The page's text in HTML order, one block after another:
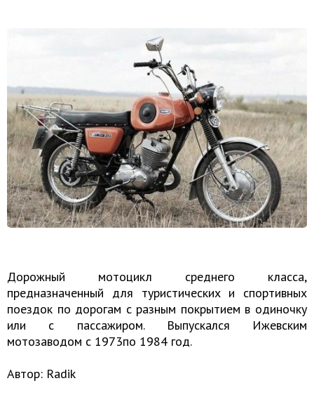
Дорожный мотоцикл среднего класса,
предназначенный для туристических и спортивных
поездок по дорогам с разным покрытием в одиночку
или с пассажиром. Выпускался Ижевским
мотозаводом с 1973по 1984 год.
Автор: Radik